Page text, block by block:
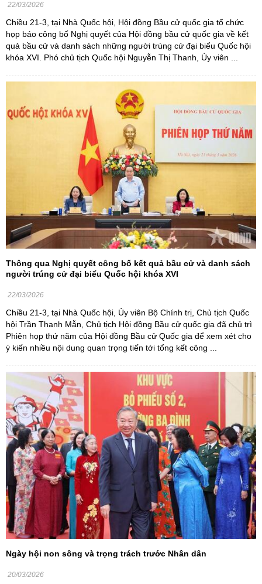
22/03/2026
Chiều 21-3, tại Nhà Quốc hội, Hội đồng Bầu cử quốc gia tổ chức
họp báo công bố Nghị quyết của Hội đồng bầu cử quốc gia về kết
quả bầu cử và danh sách những người trúng cử đại biểu Quốc hội
khóa XVI. Phó chủ tịch Quốc hội Nguyễn Thị Thanh, Ủy viên ...
Thông qua Nghị quyết công bố kết quả bầu cử và danh sách
người trúng cử đại biểu Quốc hội khóa XVI
22/03/2026
Chiều 21-3, tại Nhà Quốc hội, Ủy viên Bộ Chính trị, Chủ tịch Quốc
hội Trần Thanh Mẫn, Chủ tịch Hội đồng Bầu cử quốc gia đã chủ trì
Phiên họp thứ năm của Hội đồng Bầu cử Quốc gia để xem xét cho
ý kiến nhiều nội dung quan trọng tiến tới tổng kết công ...
Ngày hội non sông và trọng trách trước Nhân dân
20/03/2026